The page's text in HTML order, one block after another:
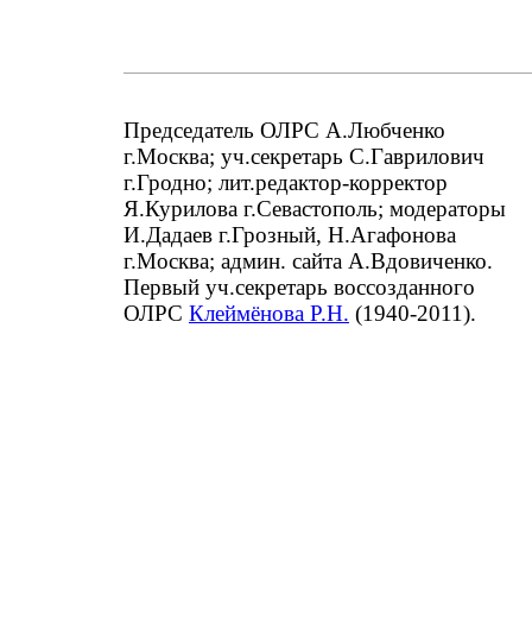
Председатель ОЛРС А.Любченко
г.Москва; уч.секретарь С.Гаврилович
г.Гродно; лит.редактор-корректор
Я.Курилова г.Севастополь; модераторы
И.Дадаев г.Грозный, Н.Агафонова
г.Москва; админ. сайта А.Вдовиченко.
Первый уч.секретарь воссозданного
ОЛРС Клеймёнова Р.Н. (1940-2011).